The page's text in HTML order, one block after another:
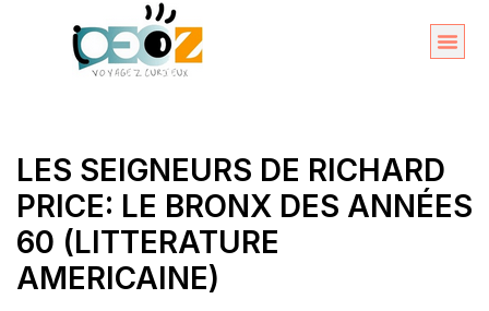
LES SEIGNEURS DE RICHARD
PRICE: LE BRONX DES ANNÉES
60 (LITTERATURE
AMERICAINE)